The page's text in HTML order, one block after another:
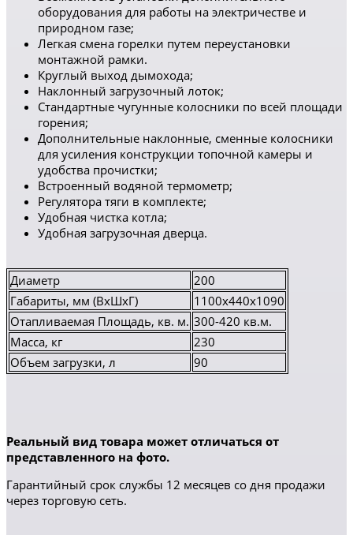
оборудования для работы на электричестве и
природном газе;
Легкая смена горелки путем переустановки
монтажной рамки.
Круглый выход дымохода;
Наклонный загрузочный лоток;
Стандартные чугунные колосники по всей площади
горения;
Дополнительные наклонные, сменные колосники
для усиления конструкции топочной камеры и
удобства прочистки;
Встроенный водяной термометр;
Регулятора тяги в комплекте;
Удобная чистка котла;
Удобная загрузочная дверца.
Диаметр
200
Габариты, мм (ВхШхГ)
1100х440х1090
Отапливаемая Площадь, кв. м. 300-420 кв.м.
Масса, кг
230
Объем загрузки, л
90
Реальный вид товара может отличаться от
представленного на фото.
Гарантийный срок службы 12 месяцев со дня продажи
через торговую сеть.